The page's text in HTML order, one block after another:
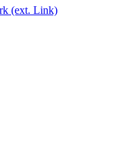
(ext. Link)